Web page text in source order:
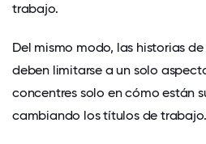
trabajo.
Del mismo modo, las historias
deben limitarse a un solo
concentres solo en cómo están
cambiando los títulos de trabajo.